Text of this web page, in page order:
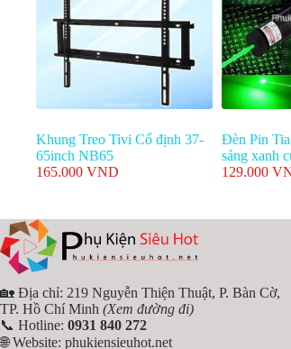
Khung Treo Tivi Cố định 37-
65inch NB65
165.000 VND
Đèn Pin
sáng xanh
129.000
🏡 Địa chỉ: 219 Nguyễn Thiện Thuật, P. Bàn Cờ,
TP. Hồ Chí Minh (Xem đường đi)
📞 Hotline: 0931 840 272
🌐 Website: phukiensieuhot.net